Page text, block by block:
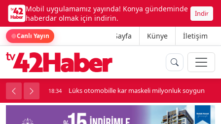
Mobil uygulamamız yayında! Konya gündeminde
haberdar olmak için indirin.
İndir
Canlı Yayın Ana Sayfa Künye İletişim
kavga çıktı 18:34 Lüks otomobille kar maskeli milyonluk soygun